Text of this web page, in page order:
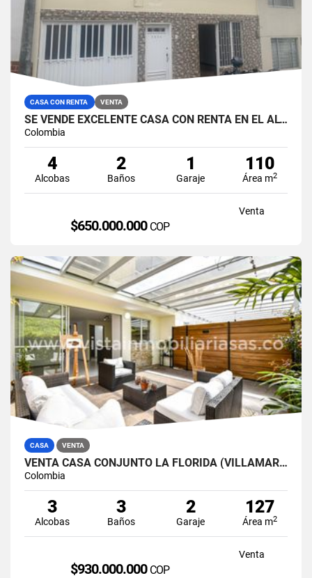
CASA CON RENTA VENTA
SE VENDE EXCELENTE CASA CON RENTA EN EL ALTA SUIZA, MANIZALES.
Colombia
4
Alcobas
2
Baños
1
Garaje
110
Área m2
Venta
$650.000.000 COP
CASA VENTA
VENTA CASA CONJUNTO LA FLORIDA (VILLAMARÍA) A 15 MINUTOS DE MANIZALES
Colombia
3
Alcobas
3
Baños
2
Garaje
127
Área m2
Venta
$930.000.000 COP